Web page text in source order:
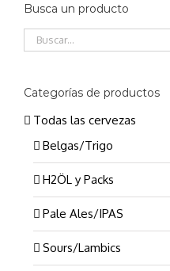
Busca un producto
Categorías de productos
Todas las cervezas
Belgas/Trigo
H2ÖL y Packs
Pale Ales/IPAS
Sours/Lambics